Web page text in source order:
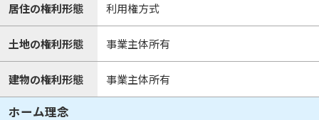
居住の権利形態 利用権方式
土地の権利形態 事業主体所有
建物の権利形態 事業主体所有
ホーム理念